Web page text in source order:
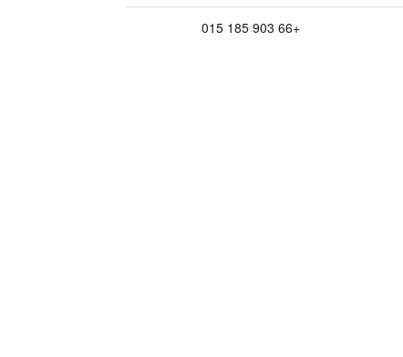
+66 903 185 015